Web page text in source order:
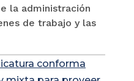
la administración
de trabajo y las
conforma